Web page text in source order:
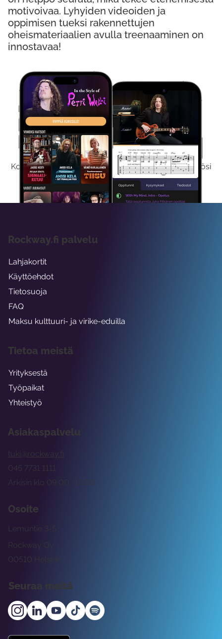
Kokeile Ilmaiseksi
Kokeilemalla ilmaiseksi saat koko sisältömme käyttöösi
viikon ajaksi.
motivoivaa. Lyhyiden videoiden ja
oppimisen tueksi rakennettujen
oheismateriaalien avulla treenaaminen on
innostavaa!
Asiakaspalvelu
tuki@rockway.fi
Arkisin klo 09:00 -15:00
045 7731 1111
Osoite
Rockway Oy
Lemuntie 3-5
00510 Helsinki
Seuraa meitä
Rockway.fi palvelu
Lahjakortit
Käyttöehdot
Tietosuoja
FAQ
Maksu kulttuuri- ja virike-eduilla
Tietoa meistä
Yrityksestä
Työpaikat
Yhteistyö